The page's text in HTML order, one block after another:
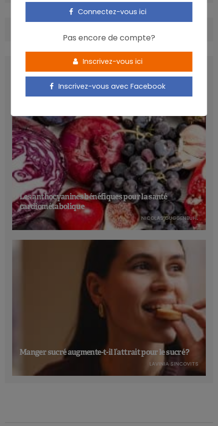
Les anthocyanines bénéfiques pour la santé
cardiométabolique
NICOLAS GUGGENBÜHL
Manger sucré augmente-t-il l’attrait pour le sucré ?
LAVINIA SINCOVITS
Connectez-vous ici
Pas encore de compte?
Inscrivez-vous ici
Inscrivez-vous avec Facebook